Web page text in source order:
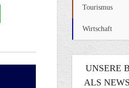
Tourismus
Wirtschaft
UNSERE
ALS